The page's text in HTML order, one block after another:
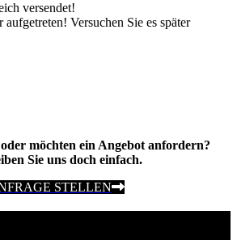
versendet!
aufgetreten! Versuchen Sie es später
möchten ein Angebot anfordern?
Sie uns doch einfach.
STELLEN